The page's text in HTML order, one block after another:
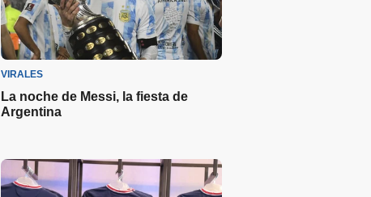
VIRALES
La noche de Messi, la fiesta de
Argentina